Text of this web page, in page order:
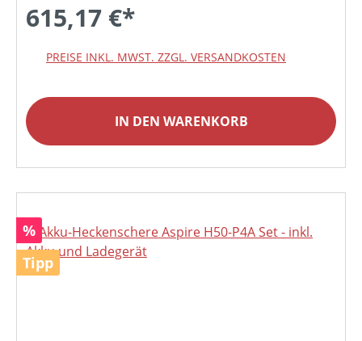
615,17 €*
PREISE INKL. MWST. ZZGL. VERSANDKOSTEN
IN DEN WARENKORB
Rabatt
%
Tipp